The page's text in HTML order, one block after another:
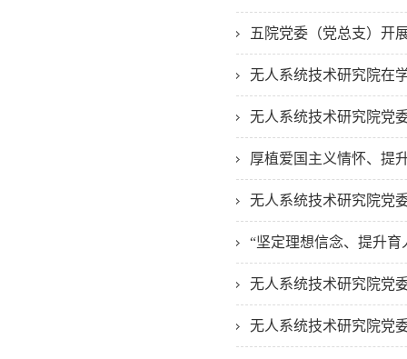
五院党委（党总支）开
无人系统技术研究院在
无人系统技术研究院党
厚植爱国主义情怀、提
无人系统技术研究院党
“坚定理想信念、提升
无人系统技术研究院党
无人系统技术研究院党